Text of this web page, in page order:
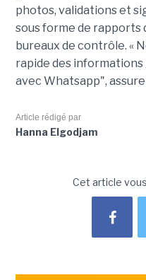
photos, validations et
sous forme de rapports
bureaux de contrôle. «
rapide des
avec Whatsapp",
Article rédigé par
Hanna Elgodjam
Cet article